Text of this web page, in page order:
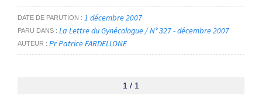
DATE DE PARUTION 1 décembre 2007
PARU DANS La Lettre du Gynécologue / N° 327 - décembre 2007
AUTEUR Pr Patrice FARDELLONE
1 / 1